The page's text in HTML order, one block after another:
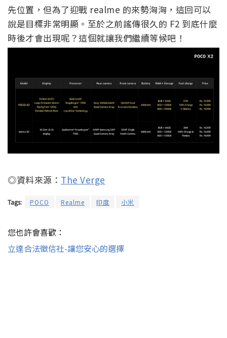
先位置，但為了迎戰 realme 的來勢洶洶，這回可以
說是目標非常明顯。至於之前謠傳很久的 F2 到底什麼
時後才會出現呢？這個就讓我們繼續等候吧！
◎資料來源： The Verge
Tags: POCO Realme 印度 小米
您也許會喜歡：
立達合法徵信社-讓您安心的選擇